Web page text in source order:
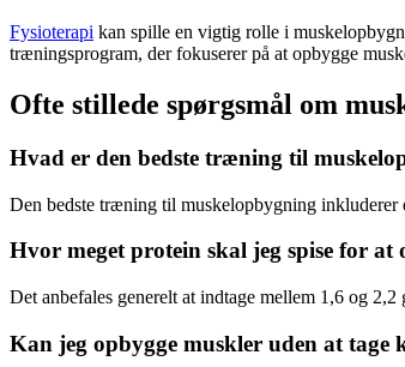
Fysioterapi kan spille en vigtig rolle i
træningsprogram, der fokuserer på at opbygge
Ofte stillede spørgsmål om
Hvad er den bedste træning til
Den bedste træning til muskelopbygning inkluderer
Hvor meget protein skal jeg spise for at
Det anbefales generelt at indtage mellem 1,6 og
Kan jeg opbygge muskler uden at tage